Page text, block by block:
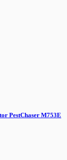
PestChaser M753Е